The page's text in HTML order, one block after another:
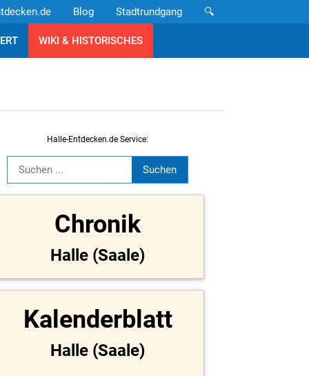
🔍
Stadtrundgang
Blog
WIKI & HISTORISCHES
Halle-Entdecken.de Service:
Chronik
Halle (Saale)
Kalenderblatt
Halle (Saale)